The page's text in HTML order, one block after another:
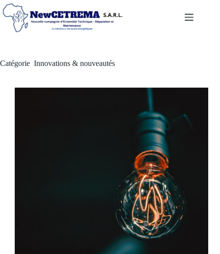
Catégorie Innovations & nouveautés